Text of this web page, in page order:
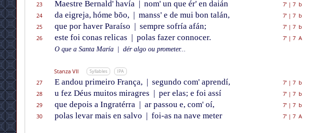
23 Maestre Bernald' havía | nom' un que ér' en daián 7'| 7 b
24
da eigreja, hóme bõo, | manss' e de mui bon talán, 7'| 7 b
25
que por haver Paraíso | sempre sofría afán; 7'| 7 b
26
este foi conas relicas | polas fazer connocer. 7'| 7 A
O que a Santa María
dér algo ou prometer...
Stanza VII Syllables IPA
27 E andou primeiro França, | segundo com' aprendí, 7'| 7 b
28
u fez Déus muitos miragres | per elas; e foi assí 7'| 7 b
29
que depois a Ingratérra | ar passou e, com' oí, 7'| 7 b
30
polas levar mais en salvo | foi-as na nave meter 7'| 7 A